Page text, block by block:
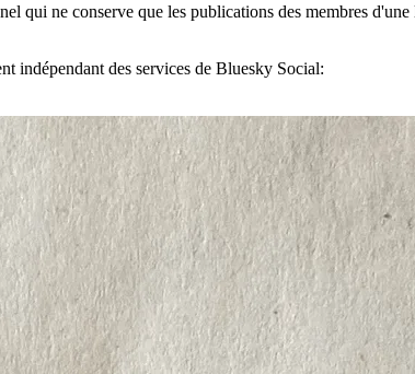
qui ne conserve que les publications des membres
indépendant des services de Bluesky Social: